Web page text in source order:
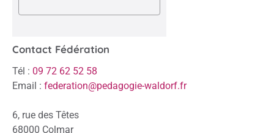
Contact Fédération
Tél : 09 72 62 52 58
Email : federation@pedagogie-waldorf.fr
6, rue des Têtes
68000 Colmar